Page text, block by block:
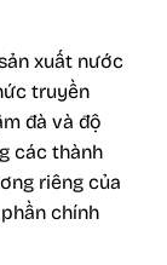
xuất nước
truyền
đà và độ
các thành
riêng của
chính